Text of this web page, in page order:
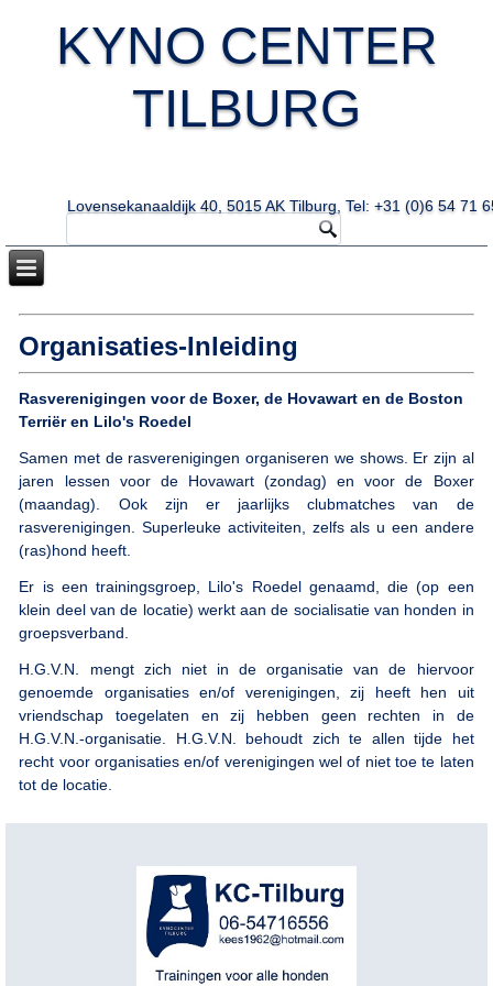
KYNO CENTER
TILBURG
Lovensekanaaldijk 40, 5015 AK Tilburg, Tel: +31 (0)6 54 71
Organisaties-Inleiding
Rasverenigingen voor de Boxer, de Hovawart en de Boston
Terriër en Lilo's Roedel
Samen met de rasverenigingen organiseren we shows. Er zijn al
jaren lessen voor de Hovawart (zondag) en voor de Boxer
(maandag). Ook zijn er jaarlijks clubmatches van de
rasverenigingen. Superleuke activiteiten, zelfs als u een andere
(ras)hond heeft.
Er is een trainingsgroep, Lilo's Roedel genaamd, die (op een
klein deel van de locatie) werkt aan de socialisatie van honden in
groepsverband.
H.G.V.N. mengt zich niet in de organisatie van de hiervoor
genoemde organisaties en/of verenigingen, zij heeft hen uit
vriendschap toegelaten en zij hebben geen rechten in de
H.G.V.N.-organisatie. H.G.V.N. behoudt zich te allen tijde het
recht voor organisaties en/of verenigingen wel of niet toe te laten
tot de locatie.